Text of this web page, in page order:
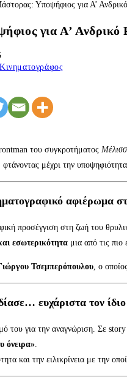
για Α’ Ανδρικό
Κινηματογράφος
του συγκροτήματος
, φτάνοντας μέχρι την
αφιέρωμα
προσέγγιση στη ζωή του
εσωτερικότητα μια από τις
Τσεμπερόπουλου , ο
ευχάριστα τον ίδιο
του για την αναγνώριση. Σε
όνειρα»
και την ειλικρίνεια με την